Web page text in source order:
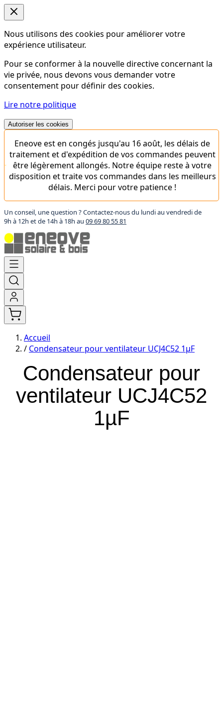
Nous utilisons des cookies pour améliorer votre
expérience utilisateur.
Pour se conformer à la nouvelle directive concernant la
vie privée, nous devons vous demander votre
consentement pour définir des cookies.
Lire notre politique
Autoriser les cookies
Eneove est en congés jusqu'au 16 août, les délais de
traitement et d'expédition de vos commandes peuvent
être légèrement allongés. Notre équipe reste à votre
disposition et traite vos commandes dans les meilleurs
délais. Merci pour votre patience !
Un conseil, une question ? Contactez-nous du lundi au vendredi de
9h à 12h et de 14h à 18h au 09 69 80 55 81
Aller
contenu
Accueil
/ Condensateur pour ventilateur UCJ4C52 1µF
Condensateur pour
ventilateur UCJ4C52
1µF